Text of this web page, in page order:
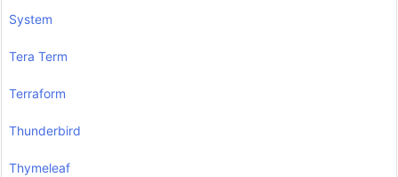
System
Tera Term
Terraform
Thunderbird
Thymeleaf